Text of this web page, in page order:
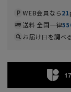
WEB会員なら21
送料 全国一律
お届け日を調べ